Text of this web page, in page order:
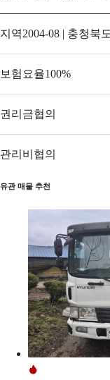
지역2004-08 | 충청북도
보험요율100%
권리금협의
관리비 협의
유관 매물 추천